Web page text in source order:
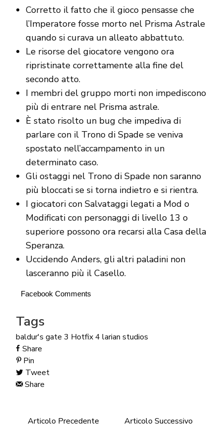
Corretto il fatto che il gioco pensasse che
l’Imperatore fosse morto nel Prisma Astrale
quando si curava un alleato abbattuto.
Le risorse del giocatore vengono ora
ripristinate correttamente alla fine del
secondo atto.
I membri del gruppo morti non impediscono
più di entrare nel Prisma astrale.
È stato risolto un bug che impediva di
parlare con il Trono di Spade se veniva
spostato nell’accampamento in un
determinato caso.
Gli ostaggi nel Trono di Spade non saranno
più bloccati se si torna indietro e si rientra.
I giocatori con Salvataggi legati a Mod o
Modificati con personaggi di livello 13 o
superiore possono ora recarsi alla Casa della
Speranza.
Uccidendo Anders, gli altri paladini non
lasceranno più il Casello.
Facebook Comments
Tags
baldur's gate 3 Hotfix 4 larian studios
Share
Pin
Tweet
Share
Articolo Precedente
Articolo Successivo